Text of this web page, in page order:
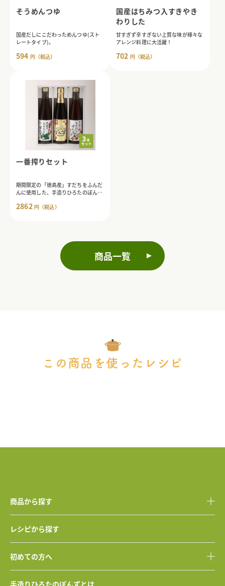
そうめんつゆ
国産だしにこだわっためんつゆ(スト
レートタイプ)。
594 円（税込）
国産はちみつ入すきやき
わりした
甘すぎず辛すぎない上質な味が様々な
アレンジ料理に大活躍！
702 円（税込）
一番搾りセット
期間限定の「徳島産」すだちをふんだ
んに使用した、手造りひろたのぽん
ット。
2862 円（税込）
商品一覧
この商品を使ったレシピ
商品から探す
レシピから探す
初めての方へ
手造りひろたのぽんずとは